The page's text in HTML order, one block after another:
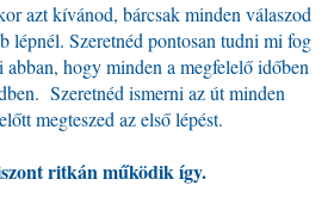
azt kívánod, bárcsak minden válaszod
lépnél. Szeretnéd pontosan tudni mi fog
hogy minden a megfelelő időben
Szeretnéd ismerni az út minden
megteszed az első lépést.
ritkán működik így.